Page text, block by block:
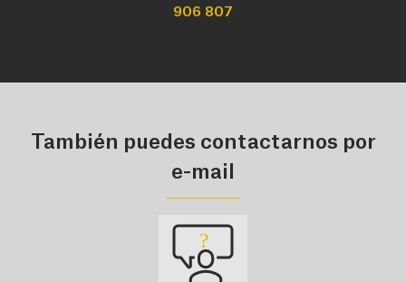
906 807
También puedes contactarnos por
e-mail